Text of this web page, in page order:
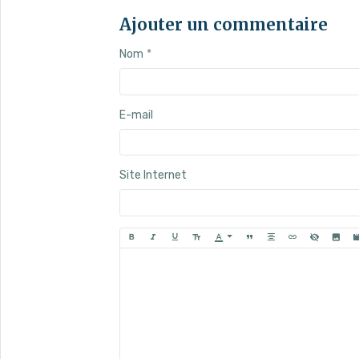
Ajouter un commentaire
Nom
E-mail
Site Internet